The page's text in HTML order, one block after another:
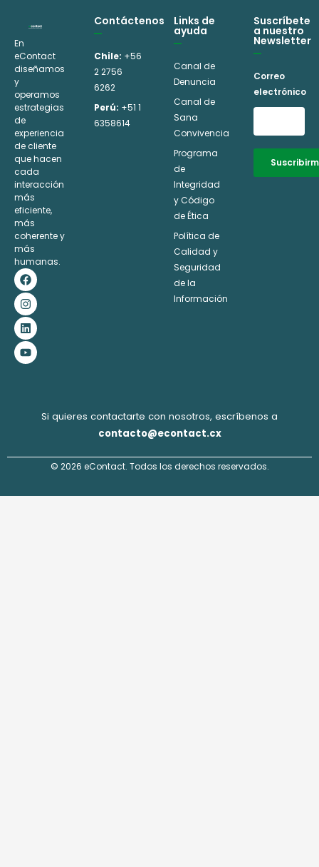
En
eContact
diseñamos
y
operamos
estrategias
de
experiencia
de cliente
que hacen
cada
interacción
más
eficiente,
más
coherente y
más
humanas.
F
a
c
e
b
o
o
k
I
n
s
t
a
g
r
a
m
L
i
n
k
e
d
i
n
Y
o
u
t
u
b
e
Contáctenos
Chile: +56
2 2756
6262
Perú: +51 1
6358614
Links de
ayuda
Canal de
Denuncia
Canal de
Sana
Convivencia
Programa
de
Integridad
y Código
de Ética
Política de
Calidad y
Seguridad
de la
Información
Suscríbete
a nuestro
Newsletter
Correo
electrónico
Si quieres contactarte con nosotros, escríbenos a
contacto@econtact.cx
© 2026 eContact. Todos los derechos reservados.